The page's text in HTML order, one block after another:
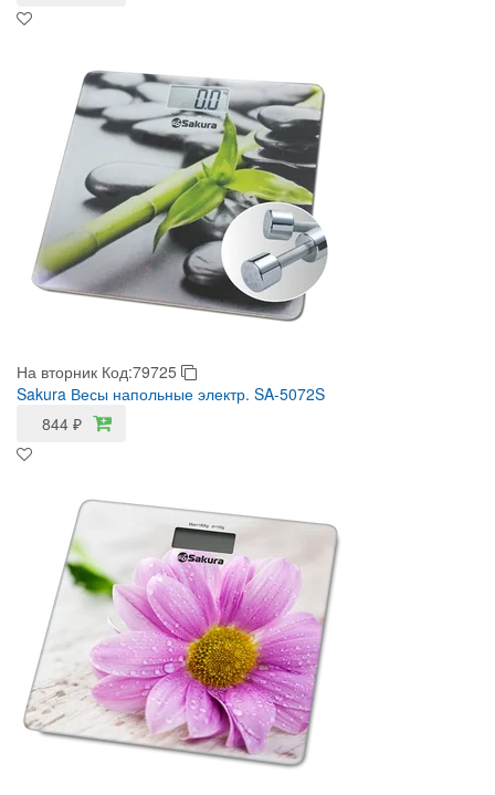
На вторник Код:79725
Sakura Весы напольные электр. SA-5072S
844 ₽